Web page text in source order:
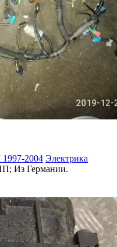
1997-2004 Электрика
Из Германии.